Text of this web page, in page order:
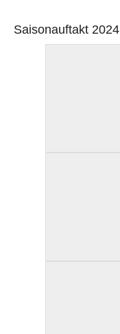
Saisonauftakt 2024